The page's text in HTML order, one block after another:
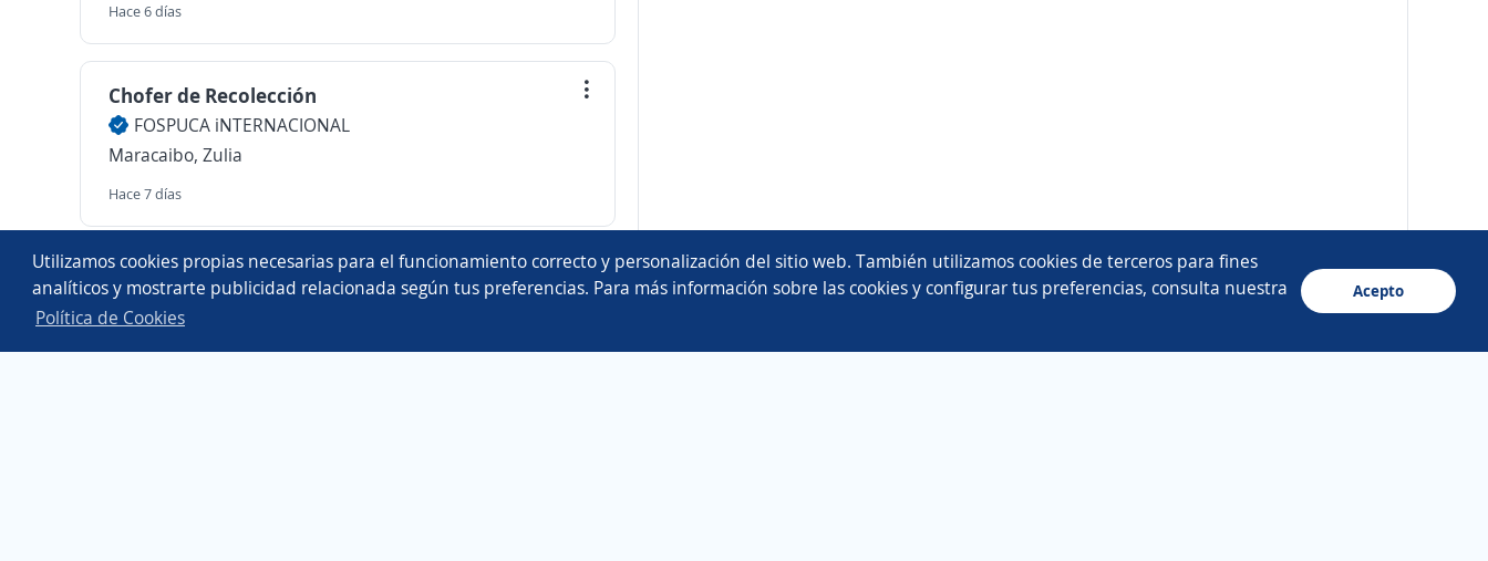
Utilizamos cookies propias necesarias para el funcionamiento correcto y personalización del sitio web. También utilizamos cookies de terceros para fines
analíticos y mostrarte publicidad relacionada según tus preferencias. Para más información sobre las cookies y configurar tus preferencias, consulta nuestra
Política de Cookies
Acepto
Hace 6 días
Chofer de Recolección
FOSPUCA iNTERNACIONAL
Maracaibo, Zulia
Hace 7 días
Copyright 2014 - 2026 DGNET LTD.
Aviso legal/privacidad